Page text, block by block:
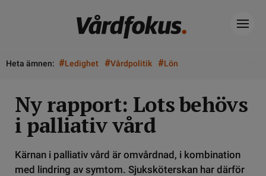
Heta ämnen: #Ledighet #Vårdpolitik #Lön
Ny rapport: Lots behövs
i palliativ vård
Kärnan i palliativ vård är omvårdnad, i kombination
med lindring av symtom. Sjuksköterskan har därför